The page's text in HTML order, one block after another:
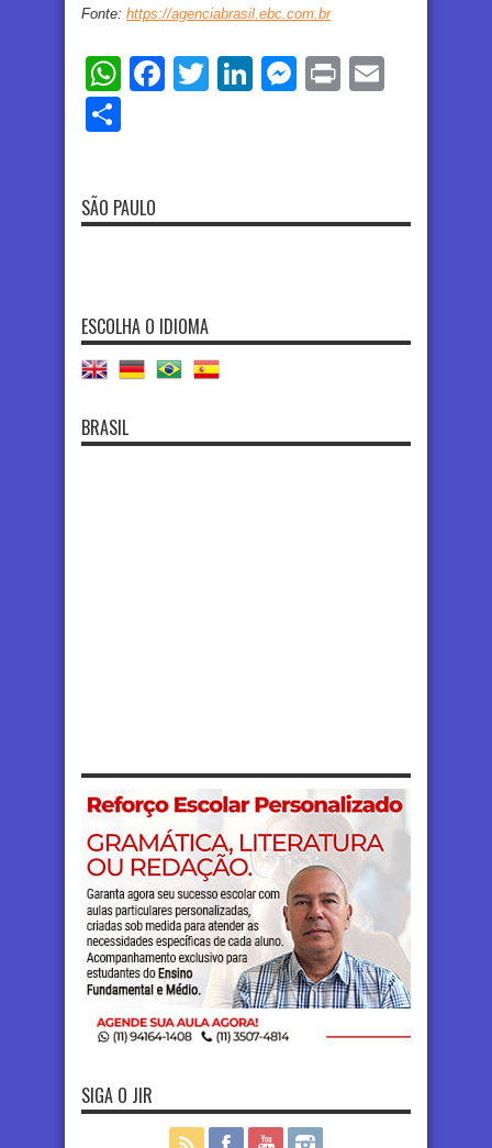
Fonte: https://agenciabrasil.ebc.com.br
WhatsApp
Facebook
TwitterLinkedIn
Messenger
Print
SÃO PAULO
ESCOLHA O IDIOMA
BRASIL
SIGA O JIR